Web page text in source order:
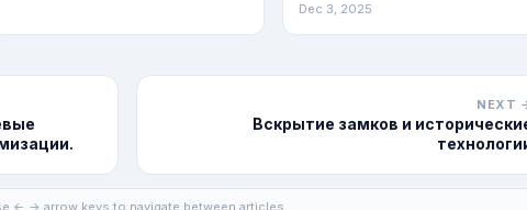
Dec 3, 2025
NEXT
Вскрытие замков и
← → arrow keys to navigate between articles